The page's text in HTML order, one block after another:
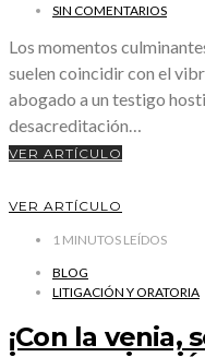
SIN COMENTARIOS
Los momentos
suelen coincidir con el
abogado a un testigo
desacreditación…
VER ARTÍCULO
VER ARTÍCULO
1 MINUTOS LEÍDOS
BLOG
LITIGACIÓN Y ORATORIA
¡Con la venia,